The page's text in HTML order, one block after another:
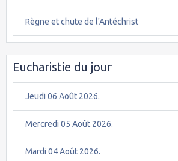
Règne et chute de l'Antéchrist
Eucharistie du jour
Jeudi 06 Août 2026.
Mercredi 05 Août 2026.
Mardi 04 Août 2026.